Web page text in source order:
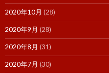
2020年10月 (28)
2020年9月 (28)
2020年8月 (31)
2020年7月 (30)